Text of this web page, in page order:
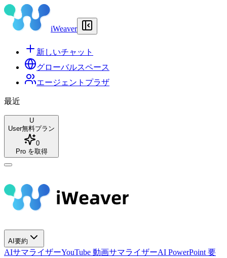
iWeaver
新しいチャット
グローバルスペース
エージェントプラザ
最近
U
User無料プラン
0
Pro を取得
AI要約
AIサマライザーYouTube 動画サマライザーAI PowerPoint 要